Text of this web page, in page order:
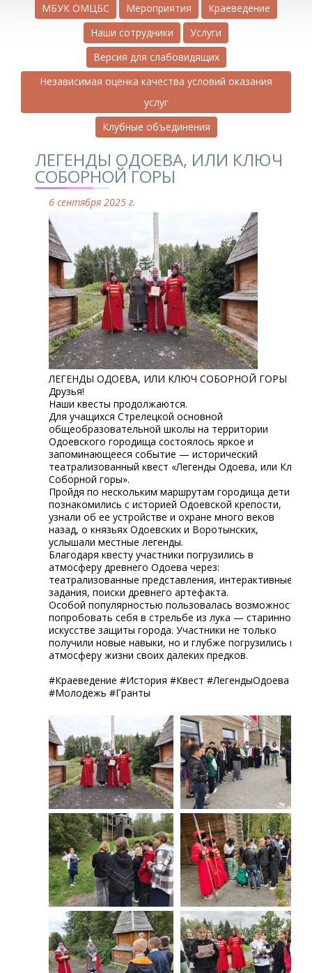
МБУК ОМЦБС Мероприятия
Краеведение
Наши сотрудники
Услуги
Версия для слабовидящих
Независимая оценка качества условий оказания
услуг
Клубные объединения
ЛЕГЕНДЫ ОДОЕВА, ИЛИ КЛЮЧ
СОБОРНОЙ ГОРЫ
6 сентября 2025 г.
ЛЕГЕНДЫ ОДОЕВА, ИЛИ КЛЮЧ СОБОРНОЙ ГОРЫ
Друзья!
Наши квесты продолжаются.
Для учащихся Стрелецкой основной
общеобразовательной школы на территории
Одоевского городища состоялось яркое и
запоминающееся событие — исторический
театрализованный квест «Легенды Одоева, или Ключ
Соборной горы».
Пройдя по нескольким маршрутам городища дети
познакомились с историей Одоевской крепости,
узнали об ее устройстве и охране много веков
назад, о князьях Одоевских и Воротынских,
услышали местные легенды.
Благодаря квесту участники погрузились в
атмосферу древнего Одоева через:
театрализованные представления, интерактивные
задания, поиски древнего артефакта.
Особой популярностью пользовалась возможность
попробовать себя в стрельбе из лука — старинном
искусстве защиты города. Участники не только
получили новые навыки, но и глубже погрузились в
атмосферу жизни своих далеких предков.
#Краеведение #История #Квест #ЛегендыОдоева
#Молодежь #Гранты